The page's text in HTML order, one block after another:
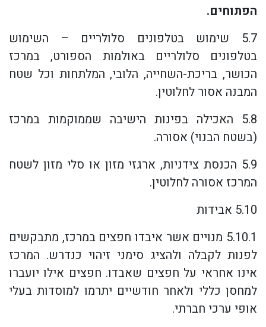
הפתוחים.
5.7 שימוש בטלפונים סלולריים – השימוש
בטלפונים סלולריים באולמות הספורט, במרכז
הכושר, בריכת-השחייה, הלובי, המלתחות וכל שטח
המבנה אסור לחלוטין.
5.8 האכילה בפינות הישיבה שממוקמות במרכז
(בשטח הבנוי) אסורה.
5.9 הכנסת צידניות, ארגזי מזון או סלי מזון לשטח
המרכז אסורה לחלוטין.
5.10 אבידות
5.10.1 מנויים אשר איבדו חפצים במרכז, מתבקשים
לפנות לקבלה ולהציג סימני זיהוי כנדרש. המרכז
אינו אחראי על חפצים שאבדו. חפצים אילו יועברו
למחסן כללי ולאחר חודשיים יתרמו למוסדות בעלי
אופי ערכי חברתי.